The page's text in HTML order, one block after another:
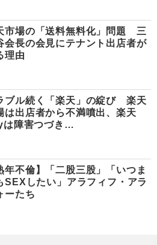
市場の「送料無料化」問題 三
会長の会見にテナント出店者が
理由
ブル続く「楽天」の綻び 楽天
は出店者から不満噴出、楽天
は障害つづき…
年不倫】「二股三股」「いつま
SEXしたい」アラフィフ・アラ
ーたち